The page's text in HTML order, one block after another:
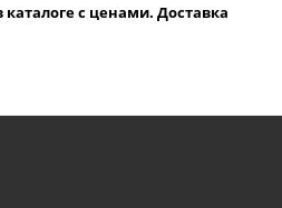
с ценами. Доставка